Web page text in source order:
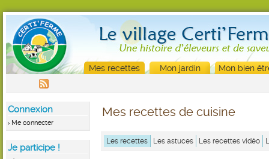
Mes recettes Mon jardin Mon bien
Connexion
Me connecter
Je participe !
Mes recettes de cuisine
Les recettes Les astuces Les recettes vidéo